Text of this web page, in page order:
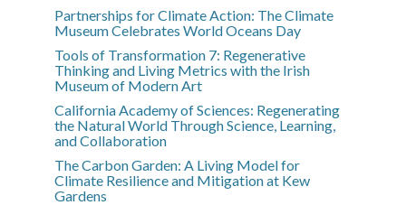
Partnerships for Climate Action: The Climate
Museum Celebrates World Oceans Day
Tools of Transformation 7: Regenerative
Thinking and Living Metrics with the Irish
Museum of Modern Art
California Academy of Sciences: Regenerating
the Natural World Through Science, Learning,
and Collaboration
The Carbon Garden: A Living Model for
Climate Resilience and Mitigation at Kew
Gardens